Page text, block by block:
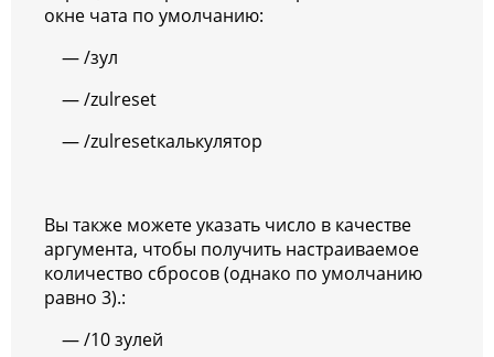
окне чата по умолчанию:
— /зул
— /zulreset
— /zulresetкалькулятор
Вы также можете указать число в качестве
аргумента, чтобы получить настраиваемое
количество сбросов (однако по умолчанию
равно 3).:
— /10 зулей